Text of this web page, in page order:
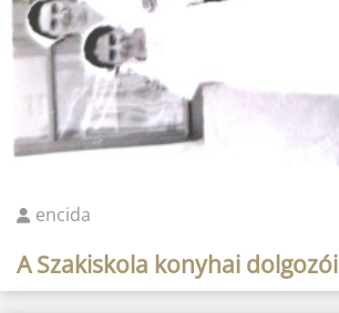
encida
A Szakiskola konyhai dolgozói